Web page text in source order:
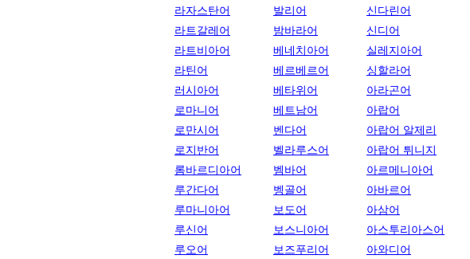
라자스탄어
라트갈레어
라트비아어
라틴어
러시아어
로마니어
로만시어
로지반어
롬바르디아어
루간다어
루마니아어
루신어
루오어
발리어
밤바라어
베네치아어
베르베르어
베타위어
베트남어
벤다어
벨라루스어
벰바어
벵골어
보도어
보스니아어
보즈푸리어
신다린어
신디어
실레지아어
싱할라어
아라곤어
아랍어
아랍어 알제리
아랍어 튀니지
아르메니아어
아바르어
아삼어
아스투리아스어
아와디어